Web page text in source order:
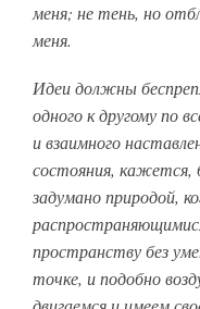
меня; не тень, но
меня.
Идеи должны
одного к другому по
и взаимного
состояния, кажется,
задумано природой,
пространству без
точке, и подобно